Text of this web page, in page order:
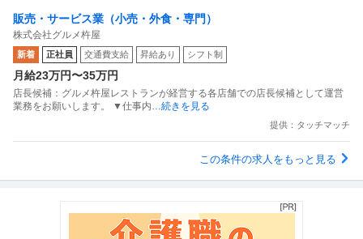
販売・サービス業（小売・外食・専門）
株式会社グルメ杵屋
新着 正社員 交通費支給 昇給あり シフト制
月給23万円〜35万円
店長候補：グルメ杵屋レストランが経営する各店舗での店長候補として運営
業務をお願いします。 ▼仕事内 …続きを見る
提供：タッチマッチ
この条件の求人をもっと見る